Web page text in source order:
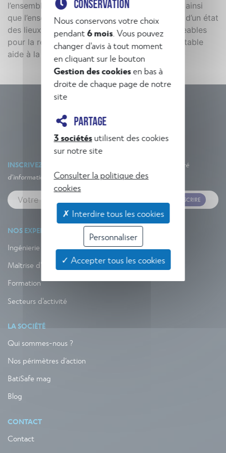
l’ensemble des caractéristiques des bâtiments ainsi
que l’ensemble des risques. L’étude composée d’un état
des lieux de l’existant et de scénarios envisageables
pour la réalisation du projet constitue une véritable
aide à la décision pour le maître d’ouvrage.
INSCRIVEZ-VOUS À NOTRE NEWSLETTER
Un concentré
d'informations et d'actualités !
M'INSCRIRE
NOS EXPERTISES
Ingénierie
Maîtrise d'œuvre
Formation
Secteurs d'activité
LA SOCIÉTÉ
Qui sommes-nous ?
Nos périmètres d’action
BatiSafe mag
Blog
CONTACT
Contact
CONSERVATION
Nous conservons votre choix
pendant6 mois. Vous pouvez
changer d'avis à tout moment
en cliquant sur le bouton
Gestion des cookiesen bas à
droite de chaque page de notre
site
PARTAGE
3 sociétésutilisent des cookies
sur notre site
Consulter la politique des
cookies
✗ Interdire tous les cookies
Personnaliser
✓ Accepter tous les cookies